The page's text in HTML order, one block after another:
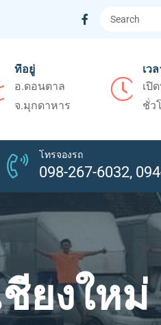
ที่อยู่
อ.ดอนตาล
จ.มุกดาหาร
เว
เปิ
ชั่ว
โทรจองรถ
098-267-6032,
ยงใหม่